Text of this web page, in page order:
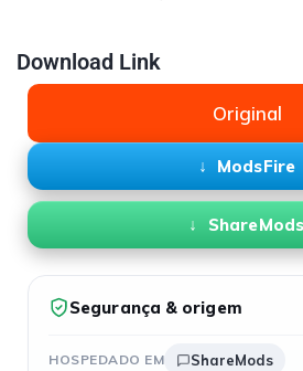
Download Link
Original
ModsFire
ShareMods
Segurança & origem
HOSPEDADO EM ShareMods